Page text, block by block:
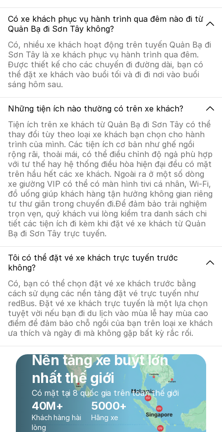
Có xe khách phục vụ hành trình qua đêm nào đi từ
Quản Bạ đi Sơn Tây không?
Có, nhiều xe khách hoạt động trên tuyến Quản Bạ đi
Sơn Tây là xe khách phục vụ hành trình qua đêm.
Được thiết kế cho các chuyến đi đường dài, bạn có
thể đặt xe khách vào buổi tối và đi đi nơi vào buổi
sáng hôm sau.
Những tiện ích nào thường có trên xe khách?
Tiện ích trên xe khách từ Quản Bạ đi Sơn Tây có thể
thay đổi tùy theo loại xe khách bạn chọn cho hành
trình của mình. Các tiện ích cơ bản như ghế ngồi
rộng rãi, thoải mái, có thể điều chỉnh độ ngả phù hợp
với tư thế hay hệ thống điều hòa hiện đại đều có mặt
trên hầu hết các xe khách. Ngoài ra ở một số dòng
xe giường VIP có thể có màn hình tivi cá nhân, Wi-Fi,
đồ uống giúp khách hàng tận hưởng không gian riêng
tư thư giãn trong chuyến đi.Để đảm bảo trải nghiệm
trọn vẹn, quý khách vui lòng kiểm tra danh sách chi
tiết các tiện ích đi kèm khi đặt vé xe khách từ Quản
Bạ đi Sơn Tây trực tuyến.
Tôi có thể đặt vé xe khách trực tuyến trước
không?
Có, bạn có thể chọn đặt vé xe khách trước bằng
cách sử dụng các nền tảng đặt vé trực tuyến như
redBus. Đặt vé xe khách trực tuyến là một lựa chọn
tuyệt vời nếu bạn đi du lịch vào mùa lễ hay mùa cao
điểm để đảm bảo chỗ ngồi của bạn trên loại xe khách
ưa thích và ngày đi mà không gặp bất kỳ rắc rối.
Nền tảng xe buýt lớn
nhất thế giới
Có mặt tại 8 quốc gia trên toàn thế giới
40M+
Khách hàng hài
lòng
5000+
Hãng xe